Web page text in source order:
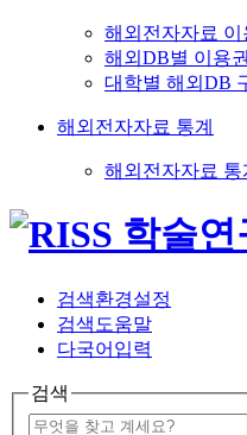
해외전자자료 이
해외DB별 이용
대학별 해외DB
해외전자자료 통계
해외전자자료 통
검색환경설정
검색도움말
다국어입력
검색